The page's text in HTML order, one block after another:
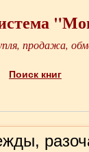
продажа,
Поиск книг